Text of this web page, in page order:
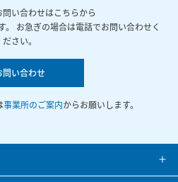
い合わせはこちらから
。 お急ぎの場合は電話でお問い合わせく
ださい。
問い合わせ
事業所のご案内からお願いします。